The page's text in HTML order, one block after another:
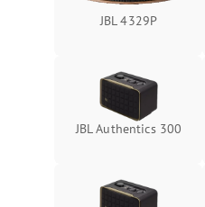
JBL 4329P
JBL Authentics 300